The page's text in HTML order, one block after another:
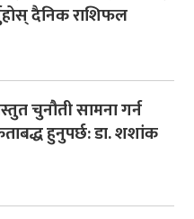
दैनिक राशिफल
चुनौती सामना गर्न
हुनुपर्छ: डा. शशांक